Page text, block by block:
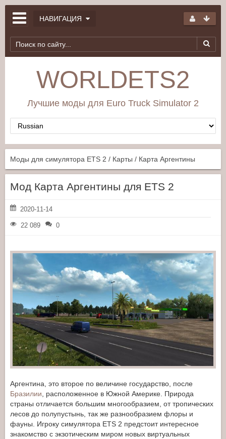
НАВИГАЦИЯ
WORLDETS2
Лучшие моды для Euro Truck Simulator 2
Моды для симулятора ETS 2 / Карты / Карта Аргентины
Мод Карта Аргентины для ETS 2
2020-11-14
22 089 0
Аргентина, это второе по величине государство, после
Бразилии , расположенное в Южной Америке. Природа
страны отличается большим многообразием, от тропических
лесов до полупустынь, так же разнообразием флоры и
фауны. Игроку симулятора ETS 2 предстоит интересное
знакомство с экзотическим миром новых виртуальных